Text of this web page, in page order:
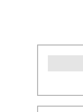
nach: